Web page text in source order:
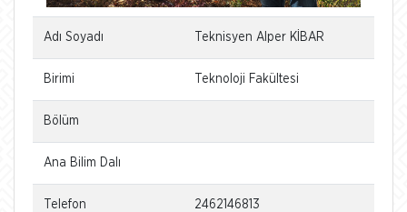
Adı Soyadı Teknisyen Alper KİBAR
Birimi Teknoloji Fakültesi
Bölüm
Ana Bilim Dalı
Telefon 2462146813